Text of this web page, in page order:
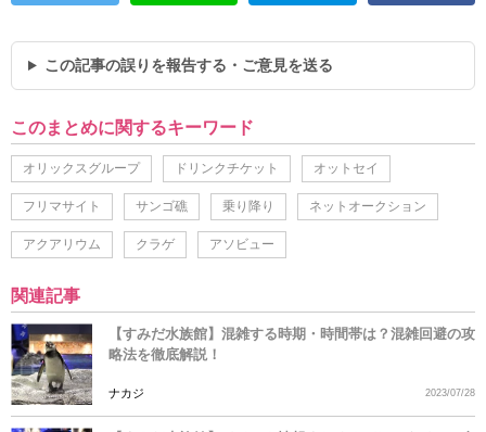
この記事の誤りを報告する・ご意見を送る
このまとめに関するキーワード
オリックスグループ ドリンクチケット オットセイ
フリマサイト サンゴ礁 乗り降り ネットオークション
アクアリウム クラゲ アソビュー
関連記事
【すみだ水族館】混雑する時期・時間帯は？混雑回避の攻
略法を徹底解説！
ナカジ 2023/07/28